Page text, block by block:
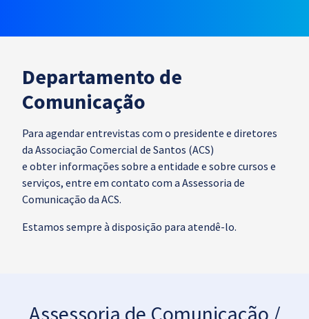
Departamento de
Comunicação
Para agendar entrevistas com o presidente e diretores
da Associação Comercial de Santos (ACS)
e obter informações sobre a entidade e sobre cursos e
serviços, entre em contato com a Assessoria de
Comunicação da ACS.
Estamos sempre à disposição para atendê-lo.
Assessoria de Comunicação /